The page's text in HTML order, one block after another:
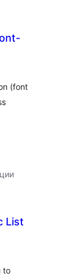
(font
List
to